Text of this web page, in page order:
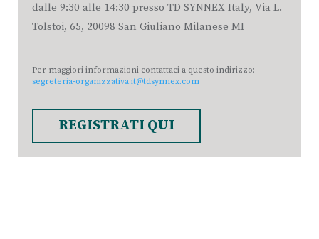
dalle 9:30 alle 14:30 presso TD SYNNEX Italy, Via L.
Tolstoi, 65, 20098 San Giuliano Milanese MI
Per maggiori informazioni contattaci a questo indirizzo:
segreteria-organizzativa.it@tdsynnex.com
REGISTRATI QUI